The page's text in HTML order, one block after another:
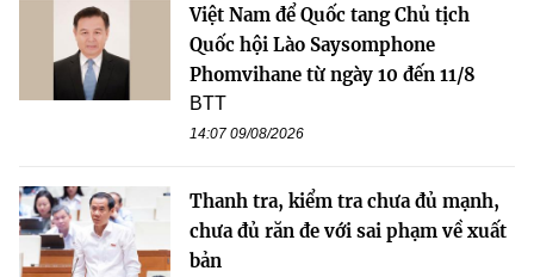
Việt Nam để Quốc tang Chủ tịch
Quốc hội Lào Saysomphone
Phomvihane từ ngày 10 đến 11/8
BTT
14:07 09/08/2026
Thanh tra, kiểm tra chưa đủ mạnh,
chưa đủ răn đe với sai phạm về xuất
bản